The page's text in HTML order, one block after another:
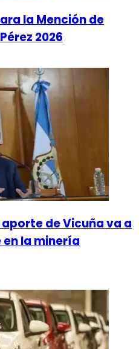
la Mención de
2026
de Vicuña va a
la minería